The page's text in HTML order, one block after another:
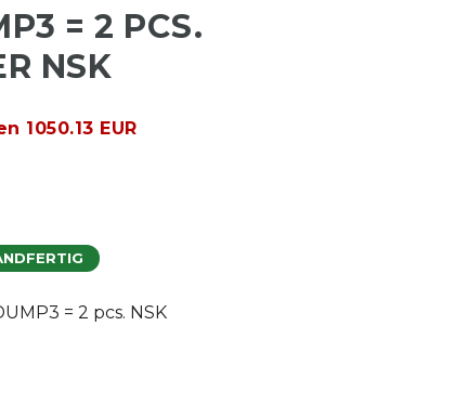
= 2 PCS.
NSK
1050.13 EUR
= 2 pcs. NSK